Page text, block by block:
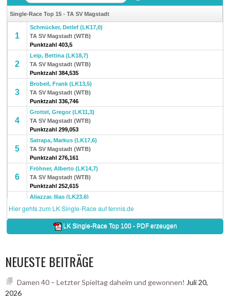
NEUESTE BEITRÄGE
Damen 40 – Letzter Spieltag daheim und gewonnen! Juli 20,
2026